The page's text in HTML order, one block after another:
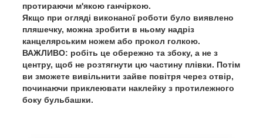
протираючи м'якою ганчіркою.
Якщо при огляді виконаної роботи було виявлено
пляшечку, можна зробити в ньому надріз
канцелярським ножем або прокол голкою.
ВАЖЛИВО: робіть це обережно та збоку, а не з
центру, щоб не розтягнути цю частину плівки. Потім
ви зможете вивільнити зайве повітря через отвір,
починаючи приклеювати наклейку з протилежного
боку бульбашки.